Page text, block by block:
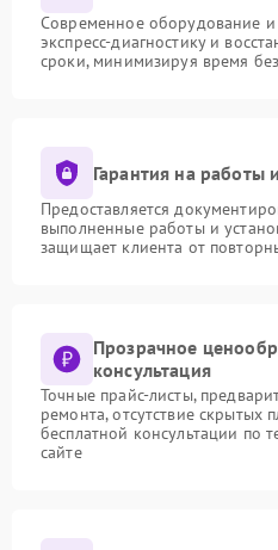
Современное оборудование и
экспресс-диагностику и
сроки, минимизируя время
Гарантия на работы
Предоставляется
выполненные работы и
защищает клиента от
Прозрачное
консультация
Точные прайс-листы,
ремонта, отсутствие скрытых
бесплатной консультации по
сайте